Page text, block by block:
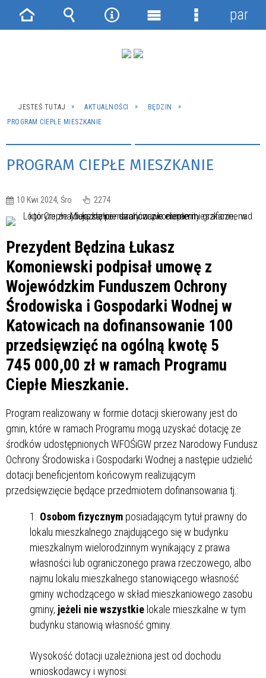
JESTEŚ TUTAJ AKTUALNOŚCI
BĘDZIN
PROGRAM CIEPŁE MIESZKANIE
PROGRAM CIEPŁE MIESZKANIE
10 Kwi 2024, Śro 2274
Prezydent Będzina Łukasz
Komoniewski podpisał umowę z
Wojewódzkim Funduszem Ochrony
Środowiska i Gospodarki Wodnej w
Katowicach na dofinansowanie 100
przedsięwzięć na ogólną kwotę 5
745 000,00 zł w ramach Programu
Ciepłe Mieszkanie.
Program realizowany w formie dotacji skierowany jest do
gmin, które w ramach Programu mogą uzyskać dotację ze
środków udostępnionych WFOŚiGW przez Narodowy Fundusz
Ochrony Środowiska i Gospodarki Wodnej a następie udzielić
dotacji beneficjentom końcowym realizującym
przedsięwzięcie będące przedmiotem dofinansowania tj.:
Osobom fizycznym posiadającym tytuł prawny do
lokalu mieszkalnego znajdującego się w budynku
mieszkalnym wielorodzinnym wynikający z prawa
własności lub ograniczonego prawa rzeczowego, albo
najmu lokalu mieszkalnego stanowiącego własność
gminy wchodzącego w skład mieszkaniowego zasobu
gminy, jeżeli nie wszystkie lokale mieszkalne w tym
budynku stanowią własność gminy.
Wysokość dotacji uzależniona jest od dochodu
wnioskodawcy i wynosi:
Strona Wyszukiwarka
NarzędziaMenu
Menu
panel